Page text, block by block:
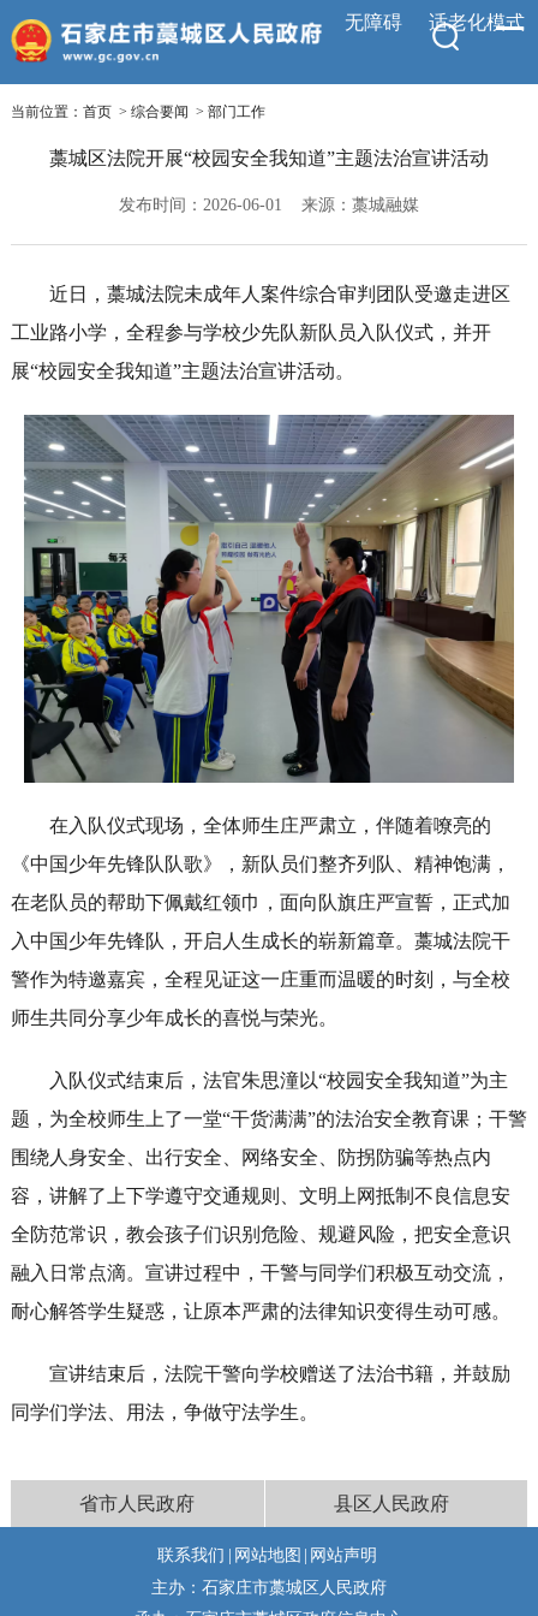
无障碍 适老化模式
当前位置： 首页> 综合要闻 > 部门工作
藁城区法院开展“校园安全我知道”主题法治宣讲活动
发布时间：2026-06-01 来源：藁城融媒
近日，藁城法院未成年人案件综合审判团队受邀走进区
工业路小学，全程参与学校少先队新队员入队仪式，并开
展“校园安全我知道”主题法治宣讲活动。
在入队仪式现场，全体师生庄严肃立，伴随着嘹亮的
《中国少年先锋队队歌》，新队员们整齐列队、精神饱满，
在老队员的帮助下佩戴红领巾，面向队旗庄严宣誓，正式加
入中国少年先锋队，开启人生成长的崭新篇章。藁城法院干
警作为特邀嘉宾，全程见证这一庄重而温暖的时刻，与全校
师生共同分享少年成长的喜悦与荣光。
入队仪式结束后，法官朱思潼以“校园安全我知道”为主
题，为全校师生上了一堂“干货满满”的法治安全教育课；干警
围绕人身安全、出行安全、网络安全、防拐防骗等热点内
容，讲解了上下学遵守交通规则、文明上网抵制不良信息安
全防范常识，教会孩子们识别危险、规避风险，把安全意识
融入日常点滴。宣讲过程中，干警与同学们积极互动交流，
耐心解答学生疑惑，让原本严肃的法律知识变得生动可感。
宣讲结束后，法院干警向学校赠送了法治书籍，并鼓励
同学们学法、用法，争做守法学生。
省市人民政府 县区人民政府
联系我们 | 网站地图 | 网站声明
主办：石家庄市藁城区人民政府